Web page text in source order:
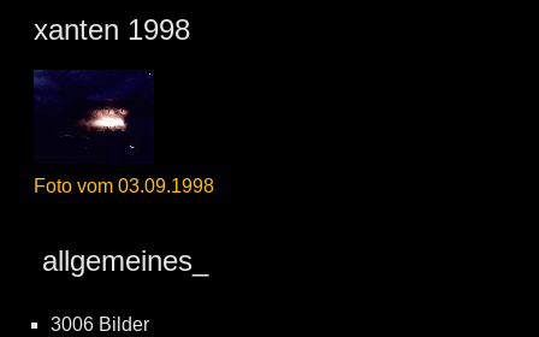
xanten 1998
Foto vom 03.09.1998
allgemeines_
3006 Bilder